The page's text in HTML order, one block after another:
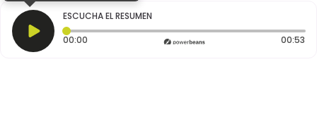
ESCUCHA EL RESUMEN
00:00 Tiempo transcurrido: 0 segundos 00:53